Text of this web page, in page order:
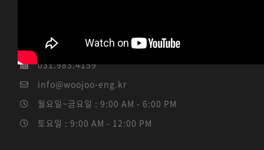
031.983.4184 / 010-5339-4114
031.983.4159
info@woojoo-eng.kr
월요일~금요일 : 9:00 AM - 6:00 PM
토요일 : 9:00 AM - 12:00 PM